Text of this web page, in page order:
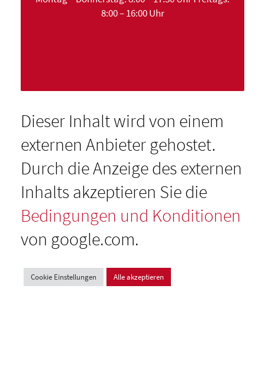
8:00 – 16:00 Uhr
Dieser Inhalt wird von einem
externen Anbieter gehostet.
Durch die Anzeige des externen
Inhalts akzeptieren Sie die
Bedingungen und Konditionen
von google.com.
Cookie Einstellungen Alle akzeptieren